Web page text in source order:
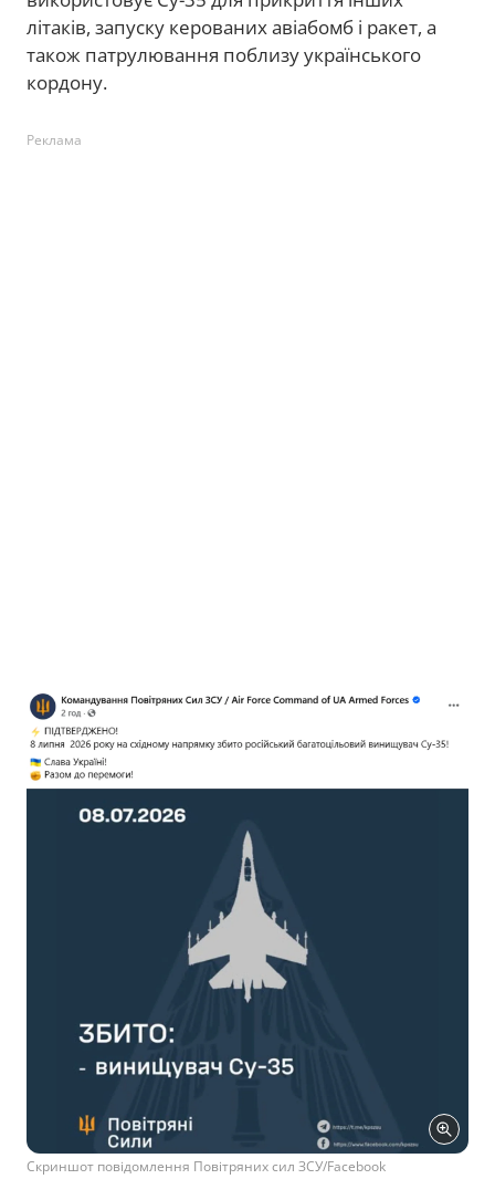
літаків, запуску керованих авіабомб і ракет, а
також патрулювання поблизу українського
кордону.
Реклама
Скриншот повідомлення Повітряних сил ЗСУ/Facebook